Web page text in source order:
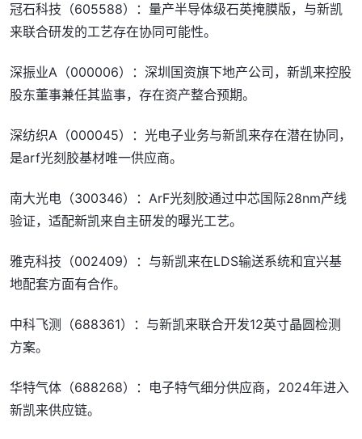
冠石科技（605588）：量产半导体级石英掩膜版，与新凯
来联合研发的工艺存在协同可能性。
深振业A（000006）：深圳国资旗下地产公司，新凯来控股
股东董事兼任其监事，存在资产整合预期。
深纺织A（000045）：光电子业务与新凯来存在潜在协同，
是arf光刻胶基材唯一供应商。
南大光电（300346）：ArF光刻胶通过中芯国际28nm产线
验证，适配新凯来自主研发的曝光工艺。
雅克科技（002409）：与新凯来在LDS输送系统和宜兴基
地配套方面有合作。
中科飞测（688361）：与新凯来联合开发12英寸晶圆检测
方案。
华特气体（688268）：电子特气细分供应商，2024年进入
新凯来供应链。